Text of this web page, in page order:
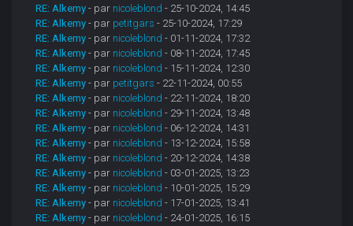
RE: Alkemy - par nicoleblond - 25-10-2024, 14:45
RE: Alkemy - par petitgars - 25-10-2024, 17:29
RE: Alkemy - par nicoleblond - 01-11-2024, 17:32
RE: Alkemy - par nicoleblond - 08-11-2024, 17:45
RE: Alkemy - par nicoleblond - 15-11-2024, 12:30
RE: Alkemy - par petitgars - 22-11-2024, 00:55
RE: Alkemy - par nicoleblond - 22-11-2024, 18:20
RE: Alkemy - par nicoleblond - 29-11-2024, 13:48
RE: Alkemy - par nicoleblond - 06-12-2024, 14:31
RE: Alkemy - par nicoleblond - 13-12-2024, 15:58
RE: Alkemy - par nicoleblond - 20-12-2024, 14:38
RE: Alkemy - par nicoleblond - 03-01-2025, 13:23
RE: Alkemy - par nicoleblond - 10-01-2025, 15:29
RE: Alkemy - par nicoleblond - 17-01-2025, 13:41
RE: Alkemy - par nicoleblond - 24-01-2025, 16:15